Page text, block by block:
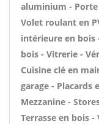
aluminium -
Volet roulant en
intérieure en bois
bois - Vitrerie -
Cuisine clé en
garage - Placards
Mezzanine -
Terrasse en bois